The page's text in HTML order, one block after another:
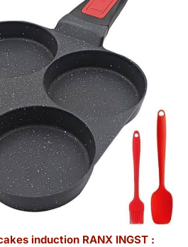
induction RANX INGST :